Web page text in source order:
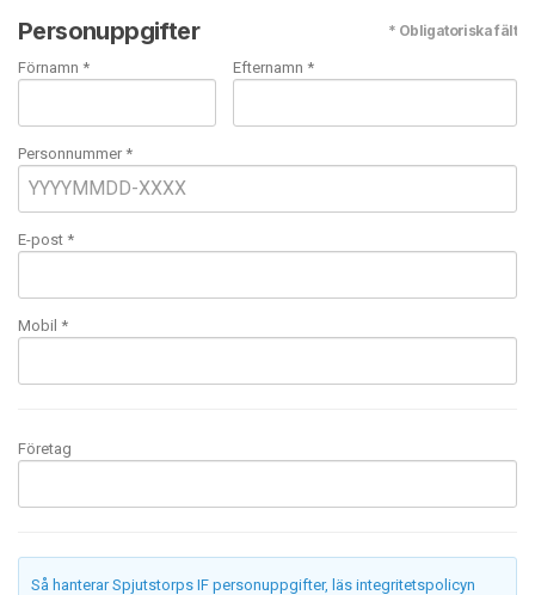
Personuppgifter * Obligatoriska fält
Förnamn * Efternamn *
Personnummer *
E-post *
Mobil *
Företag
Så hanterar Spjutstorps IF personuppgifter, läs integritetspolicyn